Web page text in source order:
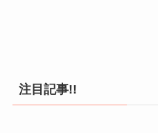
注目記事!!